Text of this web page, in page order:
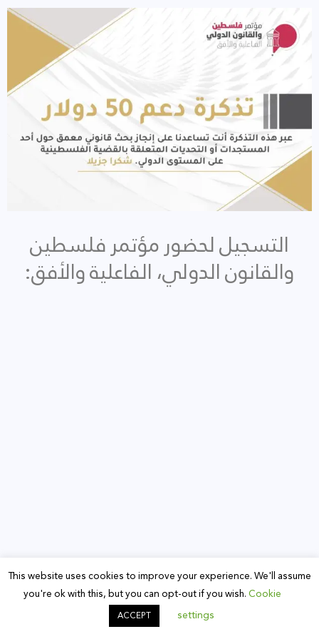
التسجيل لحضور مؤتمر فلسطين
والقانون الدولي، الفاعلية والأفق:
This website uses cookies to improve your experience. We'll assume
you're ok with this, but you can opt-out if you wish.Cookie
settings
ACCEPT